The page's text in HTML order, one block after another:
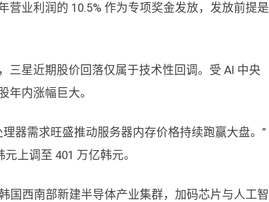
营业利润的 10.5% 作为专项奖金发放，发放前提是
三星近期股价回落仅属于技术性回调。受 AI 中央
年内涨幅巨大。
器需求旺盛推动服务器内存价格持续跑赢大盘。”
上调至 401 万亿韩元。
国西南部新建半导体产业集群，加码芯片与人工智